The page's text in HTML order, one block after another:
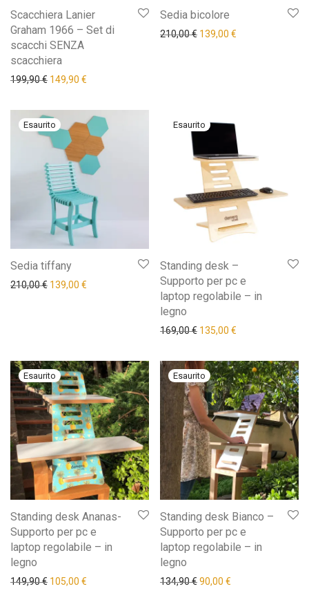
Scacchiera Lanier
Graham 1966 – Set di
scacchi SENZA
scacchiera
199,90€ Il prezzo originale era: 199,90 €.
149,90 €
Sedia bicolore
210,00€ Il prezzo originale era:
139,00 €
Sedia tiffany
210,00€ Il prezzo originale era: 210,00 €.
139,00 € Il prezzo attuale è: 139,00 €.
Standing desk –
Supporto per pc e
laptop regolabile – in
legno
169,00€ Il prezzo originale era:
135,00 €
Standing desk Ananas-
Supporto per pc e
laptop regolabile – in
legno
149,90€ Il prezzo originale era: 149,90 €.
105,00 € Il prezzo attuale è: 105,00 €.
Standing desk Bianco –
Supporto per pc e
laptop regolabile – in
legno
134,90€Il prezzo originale era:
90,00 €